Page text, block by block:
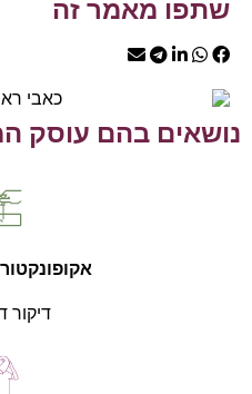
שתפו מאמר זה
נושאים בהם עוסק
דיקור